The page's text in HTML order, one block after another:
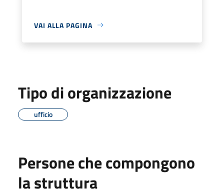
VAI ALLA PAGINA
Tipo di organizzazione
ufficio
Persone che compongono
la struttura